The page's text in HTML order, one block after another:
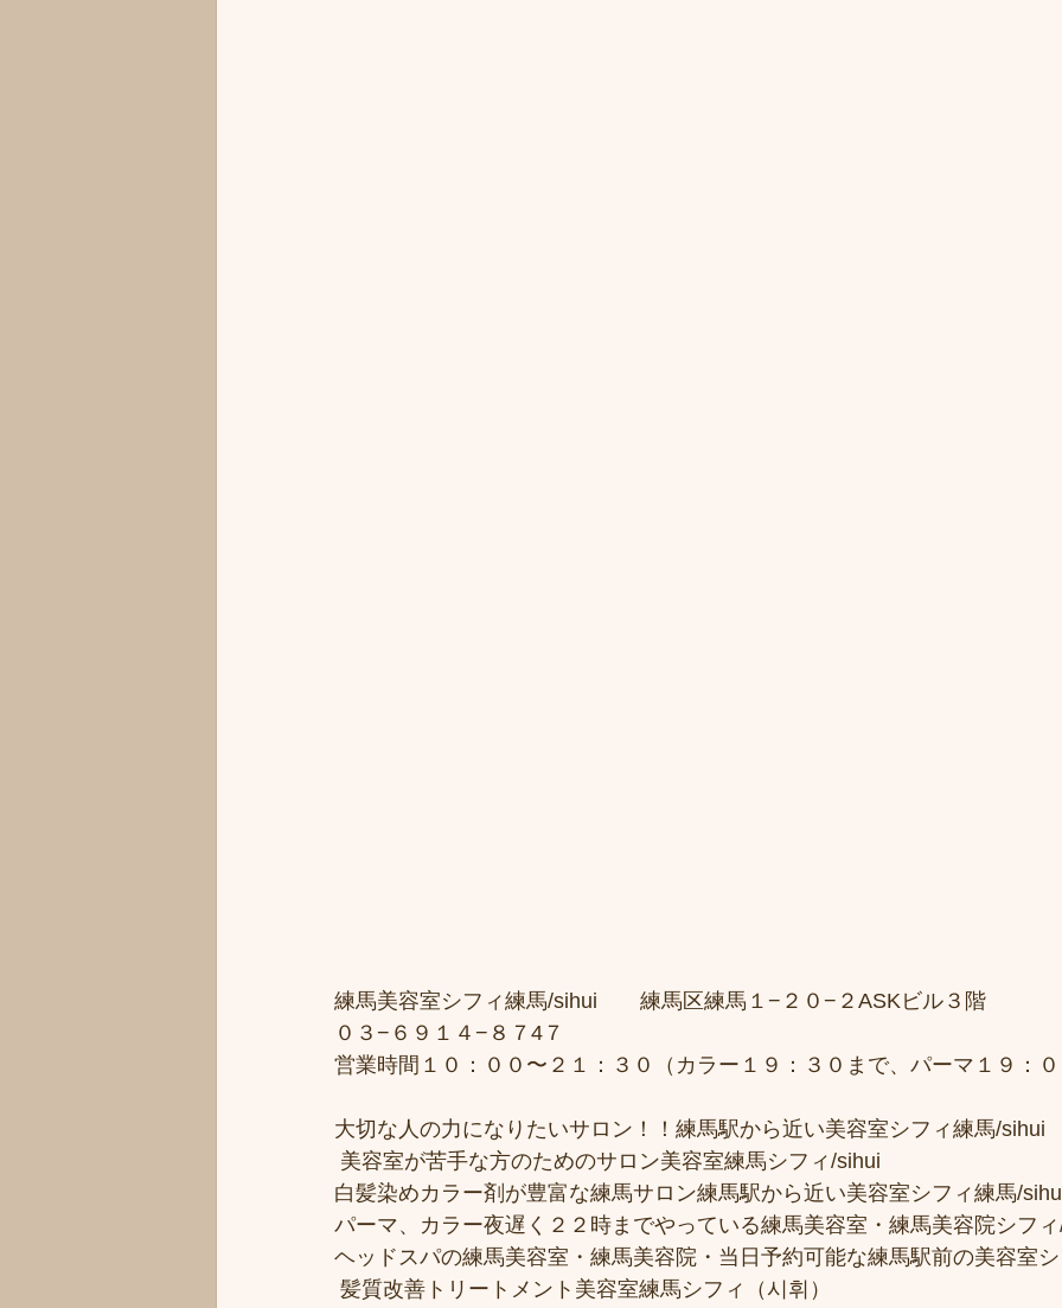
練馬美容室シフィ練馬/sihui　　練馬区練馬１−２０−２ASKビル３階
０３−６９１４−８７4７
営業時間１０：００〜２１：３０（カラー１９：３０まで、パーマ１９：
大切な人の力になりたいサロン！！練馬駅から近い美容室シフィ練馬/sihui
美容室が苦手な方のためのサロン美容室練馬シフィ/sihui
白髪染めカラー剤が豊富な練馬サロン練馬駅から近い美容室シフィ練馬/
パーマ、カラー夜遅く２２時までやっている練馬美容室・練馬美容院シフ
ヘッドスパの練馬美容室・練馬美容院・当日予約可能な練馬駅前の美容室
髪質改善トリートメント美容室練馬シフィ（시휘）